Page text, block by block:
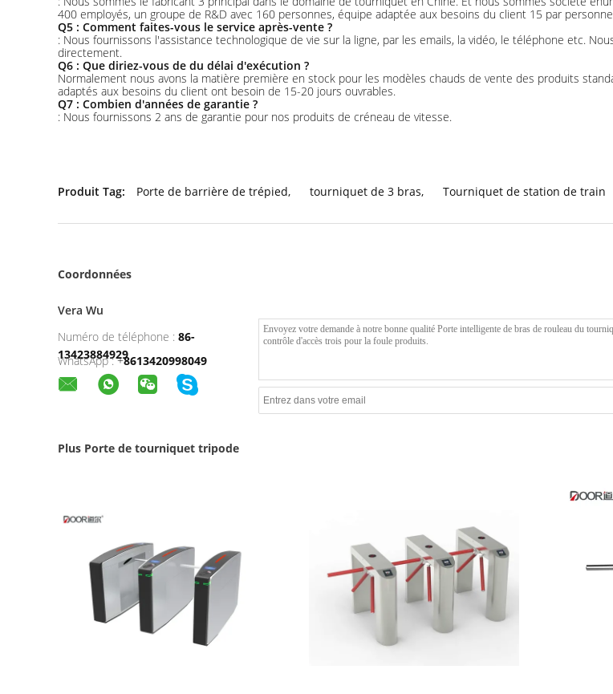
400 employés, un groupe de R&D avec 160 personnes, équipe adaptée aux besoins du client 15 par
Q5 : Comment faites-vous le service après-vente ?
: Nous fournissons l'assistance technologique de vie sur la ligne, par les emails, la vidéo, le téléphone etc.
directement.
Q6 : Que diriez-vous de du délai d'exécution ?
Normalement nous avons la matière première en stock pour les modèles chauds de vente des produits
adaptés aux besoins du client ont besoin de 15-20 jours ouvrables.
Q7 : Combien d'années de garantie ?
: Nous fournissons 2 ans de garantie pour nos produits de créneau de vitesse.
Produit Tag: Porte de barrière de trépied, tourniquet de 3 bras, Tourniquet de station de train
Coordonnées
Vera Wu
Numéro de téléphone : 86-
13423884929
WhatsApp :+8613420998049
Plus Porte de tourniquet tripode